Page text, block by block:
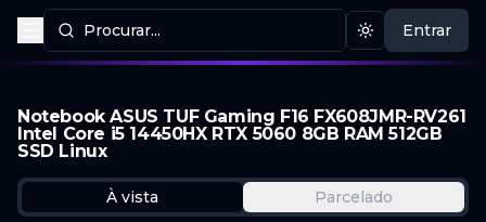
Procurar...
Procurar produtos Mudar tema
Entrar
Notebook ASUS TUF Gaming F16 FX608JMR-RV261
Intel Core i5 14450HX RTX 5060 8GB RAM 512GB
SSD Linux
À vista
Parcelado